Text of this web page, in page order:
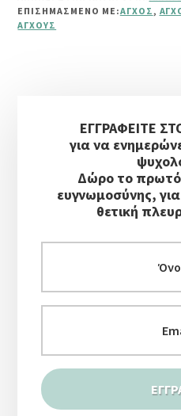
ΕΠΙΣΗΜΑΣΜΈΝΟ ΜΕ:ΆΓΧΟΣ,
ΆΓΧΟΥΣ
Πλευρική
ΕΓΓΡΑΦΕΙΤΕ
για να
Δώρο το
ευγνωμοσύνης,
θετική